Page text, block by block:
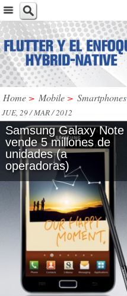
Home > Mobile > Smartphones
JUE, 29 / MAR / 2012
Samsung Galaxy Note
vende 5 millones de
unidades (a
operadoras)